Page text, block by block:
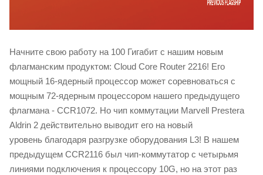
Начните свою работу на 100 Гигабит с нашим новым
флагманским продуктом: Cloud Core Router 2216! Его
мощный 16-ядерный процессор может соревноваться с
мощным 72-ядерным процессором нашего предыдущего
флагмана - CCR1072. Но чип коммутации Marvell Prestera
Aldrin 2 действительно выводит его на новый
уровень благодаря разгрузке оборудования L3! В нашем
предыдущем CCR2116 был чип-коммутатор с четырьмя
линиями подключения к процессору 10G, но на этот раз